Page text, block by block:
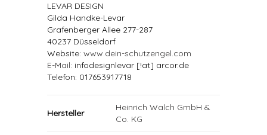
LEVAR DESIGN
Gilda Handke-Levar
Grafenberger Allee 277-287
40237 Düsseldorf
Website: www.dein-schutzengel.com
E-Mail: infodesignlevar [!at] arcor.de
Telefon: 017653917718
Hersteller
Heinrich Walch GmbH &
Co. KG